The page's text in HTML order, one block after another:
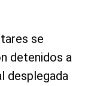
se
detenidos a
desplegada